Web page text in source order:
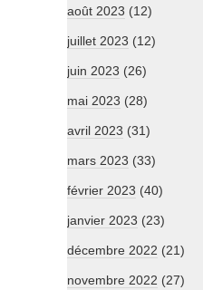
août 2023 (12)
juillet 2023 (12)
juin 2023 (26)
mai 2023 (28)
avril 2023 (31)
mars 2023 (33)
février 2023 (40)
janvier 2023 (23)
décembre 2022 (21)
novembre 2022 (27)